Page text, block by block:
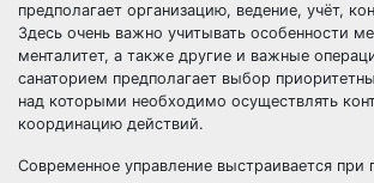
предполагает организацию, ведение, учёт,
Здесь очень важно учитывать особенности
менталитет, а также другие и важные
санаторием предполагает выбор
над которыми необходимо осуществлять
координацию действий.
Современное управление выстраивается